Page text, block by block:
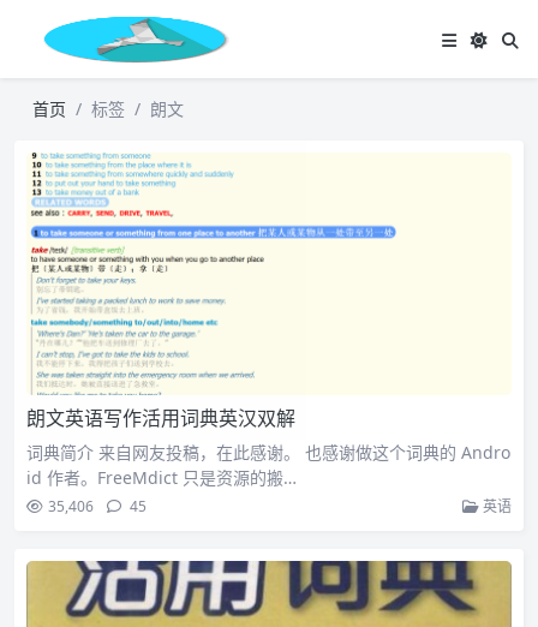
首页 标签 朗文
朗文英语写作活用词典英汉双解
词典简介 来自网友投稿，在此感谢。 也感谢做这个词典的 Andro
id 作者。FreeMdict 只是资源的搬…
35,406 45 英语